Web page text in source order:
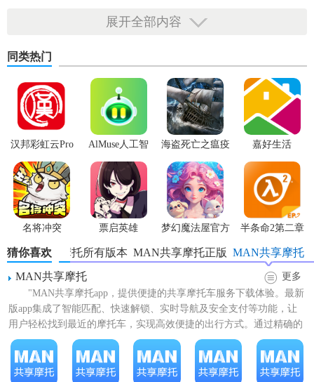
1. 精准定位与搜索：借助先进的定位技术，能够快速精准地
还可以根据目的地、车型、价格等条件进行搜索，轻松找到
符合自己需求的摩托车。
2. 在线预约与支付：用户可以在软件上直接预约心仪的摩托
车，选择租赁时间和时长。同时，支持多种便捷的支付方
式，如微信支付、支付宝支付等，让支付过程更加安全、快
捷。
3. 实时车辆监控：软件内置实时车辆监控功能，用户可以随
时查看所租赁摩托车的位置、行驶状态等信息。这不仅方便
用户管理行程，还能在遇到紧急情况时及时采取措施。
4. 行程记录与分享：自动记录用户的每次骑行行程，包括骑
行路线、里程、时间等详细信息。用户可以将自己的精彩骑
行经历分享到社交平台，与朋友互动交流，分享骑行的快
乐。
5. 客服支持与反馈：提供7×24小时的在线客服支持，用户在
租赁过程中遇到任何问题都可以随时联系客服人员寻求帮
助。同时，软件还设有用户反馈渠道，方便用户提出意见和
展开全部内容
同类热门
汉邦彩虹云Pro
AlMuse人工智
能助手APP最新
版
海盗死亡之瘟疫 嘉好生活
名将冲突 票启英雄
梦幻魔法屋官方
半条命2第二章
猜你喜欢 MAN共享摩托
MAN共享摩托正版
MAN共享摩托所有版本
MAN共享摩托
更多
"MAN共享摩托app，提供便捷的共享摩托车服务下载体验。最新
版app集成了智能匹配、快速解锁、实时导航及安全支付等功能，让
用户轻松找到最近的摩托车，实现高效便捷的出行方式。通过精确的
定位技术和用户友...